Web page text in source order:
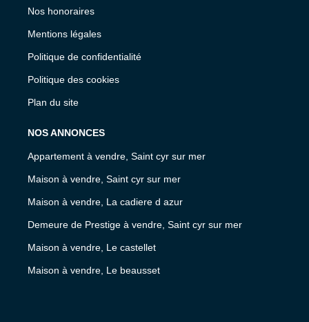
Nos honoraires
Mentions légales
Politique de confidentialité
Politique des cookies
Plan du site
NOS ANNONCES
Appartement à vendre, Saint cyr sur mer
Maison à vendre, Saint cyr sur mer
Maison à vendre, La cadiere d azur
Demeure de Prestige à vendre, Saint cyr sur mer
Maison à vendre, Le castellet
Maison à vendre, Le beausset